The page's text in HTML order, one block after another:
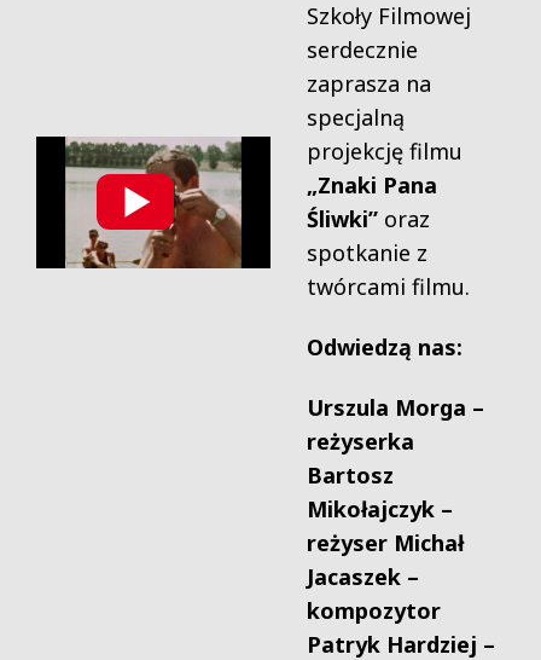
Szkoły Filmowej
serdecznie
zaprasza na
specjalną
projekcję filmu
„Znaki Pana
Śliwki” oraz
spotkanie z
twórcami filmu.
Odwiedzą nas:
Urszula Morga –
reżyserka
Bartosz
Mikołajczyk –
reżyser Michał
Jacaszek –
kompozytor
Patryk Hardziej –